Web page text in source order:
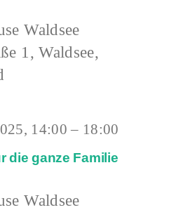
Waldsee
1, Waldsee,
die ganze Familie
14:00 – 18:00
Waldsee